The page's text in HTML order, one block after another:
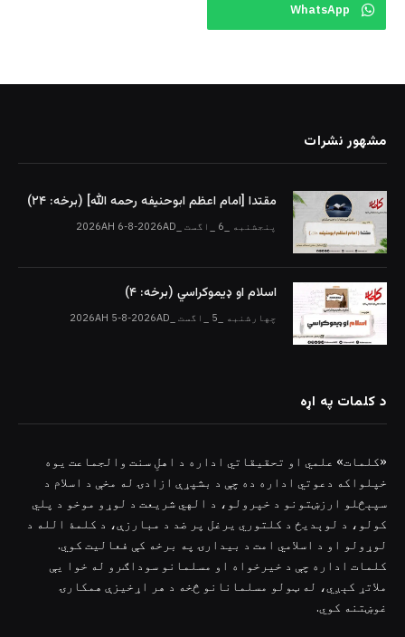
WhatsApp
مشهور نشرات
مقتدا [امام اعظم ابوحنیفه رحمه الله‎] (برخه: ۲۴)
پنجشنبه _6 _اگست _2026AH 6-8-2026AD
اسلام او ډیموکراسي (برخه: ۴)
چهارشنبه _5 _اگست _2026AH 5-8-2026AD
د کلمات په اړه
«کلمات» علمي او تحقیقاتي اداره د اهلِ سنت والجماعت یوه
خپلواکه دعوتي اداره ده چې د بشپړې ازادۍ له مخې د اسلام د
سپېڅلو ارزښتونو د خپرولو، د الهي شریعت د لوړو موخو د پلي
کولو، د لوېدیځ د کلتوري یرغل پر ضد د مبارزې، د کلمۀ الله د
لوړولو او د اسلامي امت د بیدارۍ په برخه کې فعالیت کوي.
کلمات اداره چې د خیرخواه او مسلمانو سوداګرو له خوا یې
ملاتړ کېږي، له ټولو مسلمانانو څخه د هر اړخیزې همکارۍ
غوښتنه کوي.